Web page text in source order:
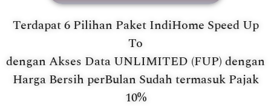
Terdapat 6 Pilihan Paket IndiHome Speed Up
To
dengan Akses Data UNLIMITED (FUP) dengan
Harga Bersih perBulan Sudah termasuk Pajak
10%